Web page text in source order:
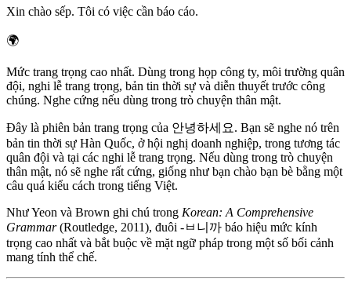
Xin chào sếp. Tôi có việc cần báo cáo.
🌍
Mức trang trọng cao nhất. Dùng trong họp công ty, môi trường quân
đội, nghi lễ trang trọng, bản tin thời sự và diễn thuyết trước công
chúng. Nghe cứng nếu dùng trong trò chuyện thân mật.
Đây là phiên bản trang trọng của 안녕하세요. Bạn sẽ nghe nó trên
bản tin thời sự Hàn Quốc, ở hội nghị doanh nghiệp, trong tương tác
quân đội và tại các nghi lễ trang trọng. Nếu dùng trong trò chuyện
thân mật, nó sẽ nghe rất cứng, giống như bạn chào bạn bè bằng một
câu quá kiểu cách trong tiếng Việt.
Như Yeon và Brown ghi chú trong Korean: A Comprehensive
Grammar(Routledge, 2011), đuôi -ㅂ니까 báo hiệu mức kính
trọng cao nhất và bắt buộc về mặt ngữ pháp trong một số bối cảnh
mang tính thể chế.